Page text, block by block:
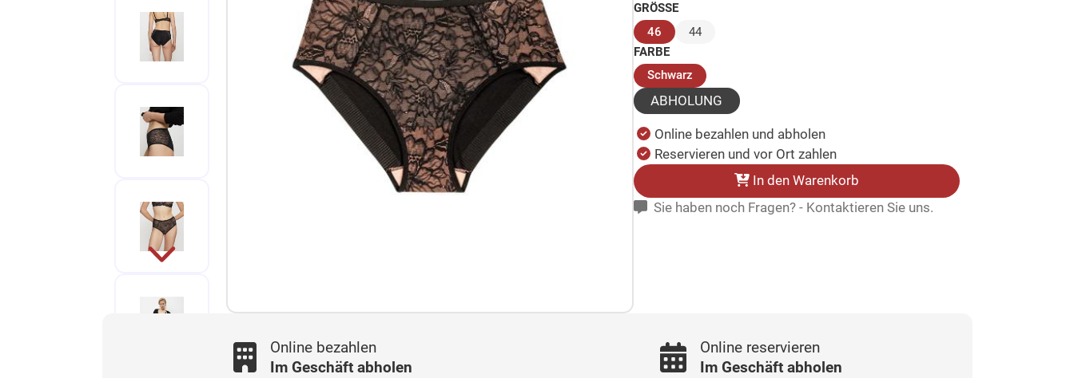
GRÖSSE
46 (ausgewählt)
44
FARBE
Schwarz (ausgewählt)
ABHOLUNG
Online bezahlen und abholen
Reservieren und vor Ort zahlen
In den Warenkorb
Sie haben noch Fragen? - Kontaktieren Sie uns.
Online bezahlen
Im Geschäft abholen
Online reservieren
Im Geschäft abholen